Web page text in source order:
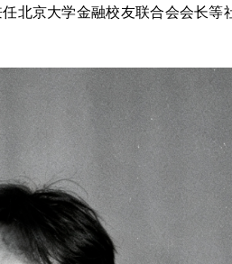
北京大学金融校友联合会会长等